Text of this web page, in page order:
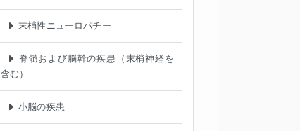
末梢性ニューロパチー
脊髄および脳幹の疾患（末梢神経を
含む）
小脳の疾患